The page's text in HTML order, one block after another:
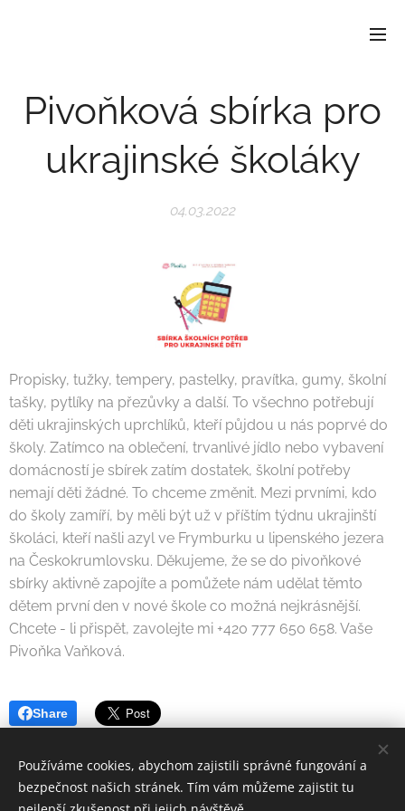
Pivoňková sbírka pro
ukrajinské školáky
04.03.2022
Propisky, tužky, tempery, pastelky, pravítka, gumy, školní
tašky, pytlíky na přezůvky a další. To všechno potřebují
děti ukrajinských uprchlíků, kteří půjdou u nás poprvé do
školy. Zatímco na oblečení, trvanlivé jídlo nebo vybavení
domácností je sbírek zatím dostatek, školní potřeby
nemají děti žádné. To chceme změnit. Mezi prvními, kdo
do školy zamíří, by měli být už v příštím týdnu ukrajinští
školáci, kteří našli azyl ve Frymburku u lipenského jezera
na Českokrumlovsku. Děkujeme, že se do pivoňkové
sbírky aktivně zapojíte a pomůžete nám udělat těmto
dětem první den v nové škole co možná nejkrásnější.
Chcete - li přispět, zavolejte mi +420 777 650 658. Vaše
Pivoňka Vaňková.
Share
Používáme cookies, abychom zajistili správné fungování a
bezpečnost našich stránek. Tím vám můžeme zajistit tu